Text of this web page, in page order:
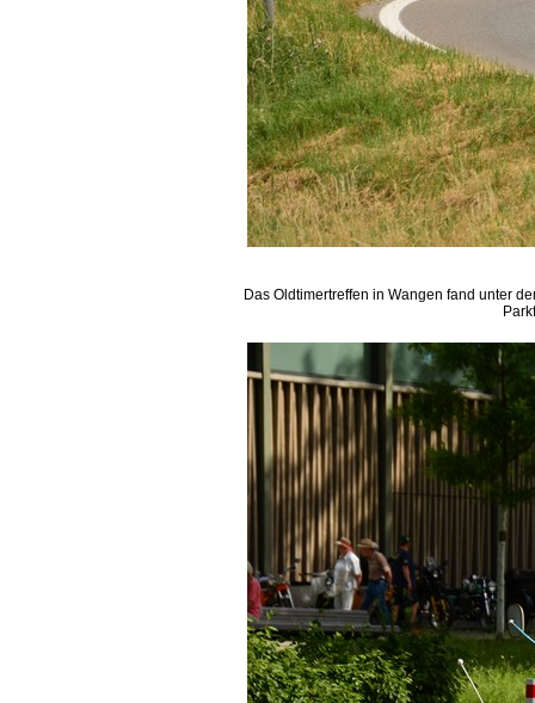
Das Oldtimertreffen in Wangen fand unter